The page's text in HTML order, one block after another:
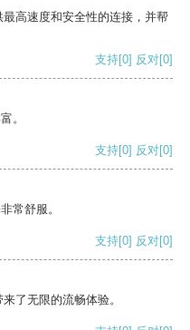
高速度和安全性的连接，并帮
支持[0] 反对[0]
。
支持[0] 反对[0]
常舒服。
支持[0] 反对[0]
了无限的流畅体验。